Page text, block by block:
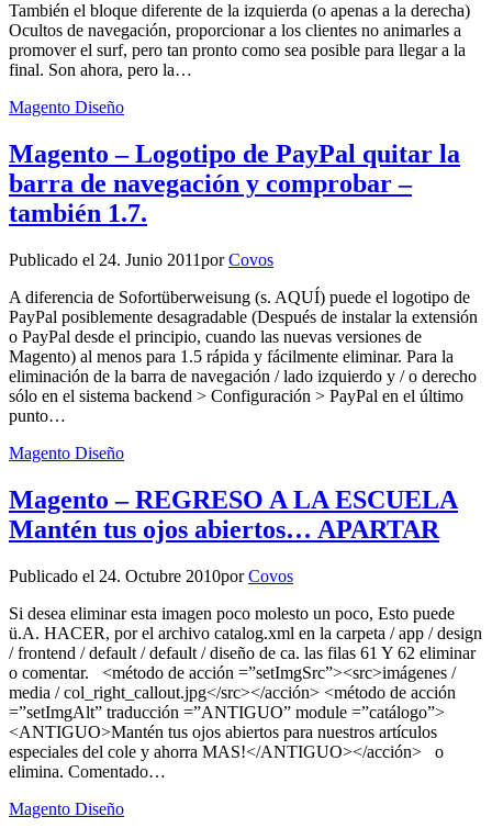
También el bloque diferente de la izquierda (o apenas a la derecha)
Ocultos de navegación, proporcionar a los clientes no animarles a
promover el surf, pero tan pronto como sea posible para llegar a la
final. Son ahora, pero la…
Magento Diseño
Magento – Logotipo de PayPal quitar la
barra de navegación y comprobar –
también 1.7.
Publicado el 24. Junio 2011porCovos
A diferencia de Sofortüberweisung (s. AQUÍ) puede el logotipo de
PayPal posiblemente desagradable (Después de instalar la extensión
o PayPal desde el principio, cuando las nuevas versiones de
Magento) al menos para 1.5 rápida y fácilmente eliminar. Para la
eliminación de la barra de navegación / lado izquierdo y / o derecho
sólo en el sistema backend > Configuración > PayPal en el último
punto…
Magento Diseño
Magento – REGRESO A LA ESCUELA
Mantén tus ojos abiertos… APARTAR
Publicado el 24. Octubre 2010porCovos
Si desea eliminar esta imagen poco molesto un poco, Esto puede
ü.A. HACER, por el archivo catalog.xml en la carpeta / app / design
/ frontend / default / default / diseño de ca. las filas 61 Y 62 eliminar
o comentar. <método de acción =”setImgSrc”><src>imágenes /
media / col_right_callout.jpg</src></acción> <método de acción
=”setImgAlt” traducción =”ANTIGUO” module =”catálogo”>
<ANTIGUO>Mantén tus ojos abiertos para nuestros artículos
especiales del cole y ahorra MAS!</ANTIGUO></acción> o
elimina. Comentado…
Magento Diseño